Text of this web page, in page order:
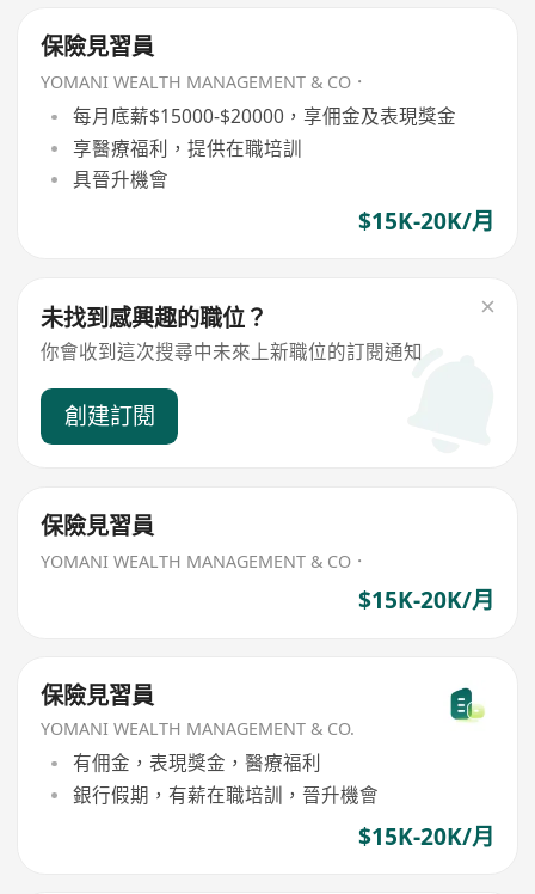
保險見習員
YOMANI WEALTH MANAGEMENT & CO．
每月底薪$15000-$20000，享佣金及表現獎金
享醫療福利，提供在職培訓
具晉升機會
$15K-20K/月
未找到感興趣的職位？
你會收到這次搜尋中未來上新職位的訂閱通知
創建訂閱
保險見習員
YOMANI WEALTH MANAGEMENT & CO．
$15K-20K/月
保險見習員
YOMANI WEALTH MANAGEMENT & CO.
有佣金，表現獎金，醫療福利
銀行假期，有薪在職培訓，晉升機會
$15K-20K/月